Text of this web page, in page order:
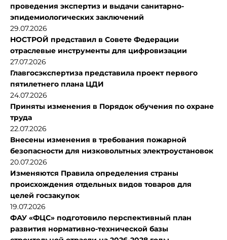
проведения экспертиз и выдачи санитарно-
эпидемиологических заключений
29.07.2026
НОСТРОЙ представил в Совете Федерации
отраслевые инструменты для цифровизации
27.07.2026
Главгосэкспертиза представила проект первого
пятилетнего плана ЦДИ
24.07.2026
Приняты изменения в Порядок обучения по охране
труда
22.07.2026
Внесены изменения в требования пожарной
безопасности для низковольтных электроустановок
20.07.2026
Изменяются Правила определения страны
происхождения отдельных видов товаров для
целей госзакупок
19.07.2026
ФАУ «ФЦС» подготовило перспективный план
развития нормативно-технической базы